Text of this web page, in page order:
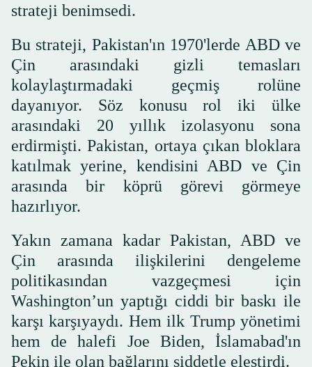
strateji benimsedi.
Bu strateji, Pakistan'ın 1970'lerde ABD ve
Çin arasındaki gizli temasları
kolaylaştırmadaki geçmiş rolüne
dayanıyor. Söz konusu rol iki ülke
arasındaki 20 yıllık izolasyonu sona
erdirmişti. Pakistan, ortaya çıkan bloklara
katılmak yerine, kendisini ABD ve Çin
arasında bir köprü görevi görmeye
hazırlıyor.
Yakın zamana kadar Pakistan, ABD ve
Çin arasında ilişkilerini dengeleme
politikasından vazgeçmesi için
Washington’un yaptığı ciddi bir baskı ile
karşı karşıyaydı. Hem ilk Trump yönetimi
hem de halefi Joe Biden, İslamabad'ın
Pekin ile olan bağlarını şiddetle eleştirdi.